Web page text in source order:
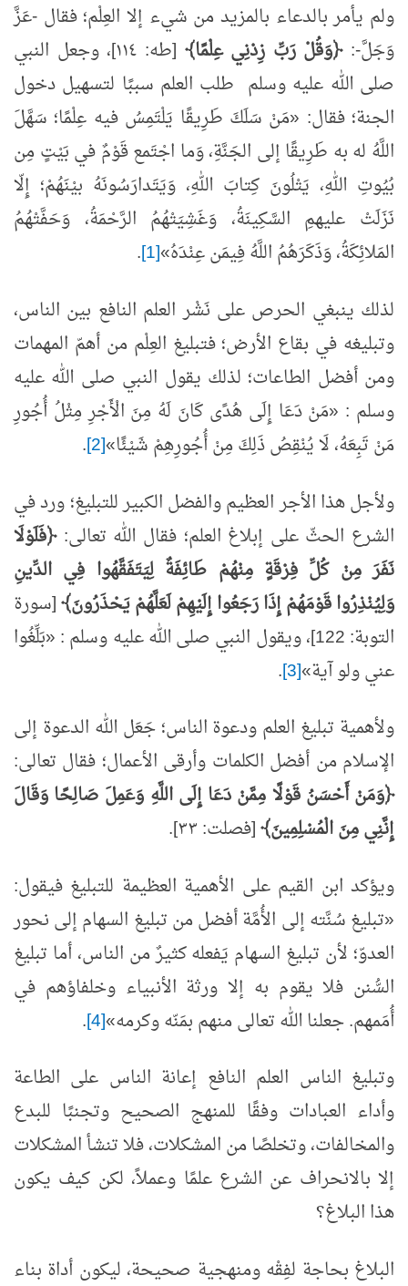
ولم يأمر بالدعاء بالمزيد من شيء إلا العِلْم؛ فقال -عَزَّ
وَجَلَّ-:﴿وَقُلْ رَبِّ زِدْنِي عِلْمًا﴾
[طه: ١١٤]، وجعل النبي
صلى الله عليه وسلم طلب العلم سببًا لتسهيل دخول
الجنة؛ فقال: «مَنْ سَلَكَ طَرِيقًا يَلْتَمِسُ فيه عِلْمًا؛ سَهَّلَ
اللَّهُ له به طَرِيقًا إلى الجَنَّةِ، وَما اجْتَمع قَوْمٌ في بَيْتٍ مِن
بُيُوتِ اللهِ، يَتْلُونَ كِتابَ اللهِ، وَيَتَدارَسُونَهُ بيْنَهُمْ؛ إِلّا
نَزَلَتْ عليهمِ السَّكِينَةُ، وَغَشِيَتْهُمُ الرَّحْمَةُ، وَحَفَّتْهُمُ
المَلائِكَةُ، وَذَكَرَهُمُ اللَّهُ فِيمَن عِنْدَهُ»[1]
.
لذلك ينبغي الحرص على نَشْر العلم النافع بين الناس،
وتبليغه في بقاع الأرض؛ فتبليغ العِلْم من أهمّ المهمات
ومن أفضل الطاعات؛ لذلك يقول النبي صلى الله عليه
وسلم : «مَنْ دَعَا إِلَى هُدًى كَانَ لَهُ مِنَ الْأَجْرِ مِثْلُ أُجُورِ
مَنْ تَبِعَهُ، لَا يُنْقِصُ ذَلِكَ مِنْ أُجُورِهِمْ شَيْئًا»[2]
.
ولأجل هذا الأجر العظيم والفضل الكبير للتبليغ؛ ورد في
الشرع الحثّ على إبلاغ العلم؛ فقال الله تعالى:﴿فَلَوْلَا
نَفَرَ مِنْ كُلِّ فِرْقَةٍ مِنْهُمْ طَائِفَةٌ لِيَتَفَقَّهُوا فِي الدِّينِ
وَلِيُنْذِرُوا قَوْمَهُمْ إِذَا رَجَعُوا إِلَيْهِمْ لَعَلَّهُمْ يَحْذَرُونَ﴾[سورة
التوبة: 122]، ويقول النبي صلى الله عليه وسلم : «بَلِّغُوا
عني ولو آية»[3]
.
ولأهمية تبليغ العلم ودعوة الناس؛ جَعَل الله الدعوة إلى
الإسلام من أفضل الكلمات وأرقى الأعمال؛ فقال تعالى:
﴿وَمَنْ أَحْسَنُ قَوْلًا مِمَّنْ دَعَا إِلَى اللَّهِ وَعَمِلَ صَالِحًا وَقَالَ
إِنَّنِي مِنَ الْمُسْلِمِينَ﴾[فصلت: ٣٣].
ويؤكد ابن القيم على الأهمية العظيمة للتبليغ فيقول:
«تبليغ سُنَّته إلى الأُمَّة أفضل من تبليغ السهام إلى نحور
العدوّ؛ لأن تبليغ السهام يَفعله كثيرٌ من الناس، أما تبليغ
السُّنن فلا يقوم به إلا ورثة الأنبياء وخلفاؤهم في
أُمَمهم. جعلنا الله تعالى منهم بمَنّه وكرمه»[4]
.
وتبليغ الناس العلم النافع إعانة الناس على الطاعة
وأداء العبادات وفقًا للمنهج الصحيح وتجنبًا للبدع
والمخالفات، وتخلصًا من المشكلات، فلا تنشأ المشكلات
إلا بالانحراف عن الشرع علمًا وعملاً، لكن كيف يكون
هذا البلاغ؟
البلاغ بحاجة لفِقْه ومنهجية صحيحة، ليكون أداة بناء